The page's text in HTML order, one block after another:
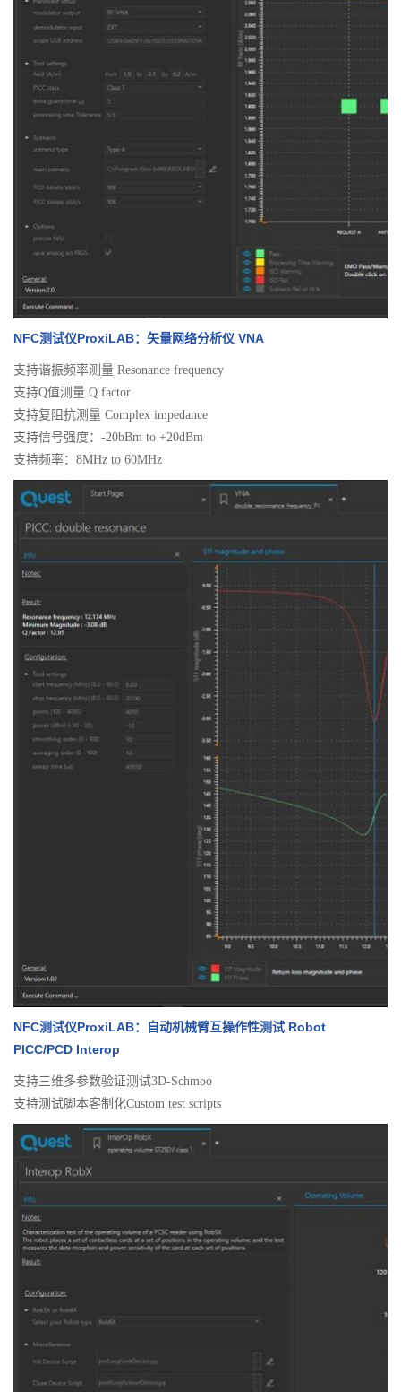
NFC测试仪ProxiLAB：矢量网络分析仪 VNA
支持谐振频率测量 Resonance frequency
支持Q值测量 Q factor
支持复阻抗测量 Complex impedance
支持信号强度：-20bBm to +20dBm
支持频率：8MHz to 60MHz
NFC测试仪ProxiLAB：自动机械臂互操作性测试 Robot
PICC/PCD Interop
支持三维多参数验证测试3D-Schmoo
支持测试脚本客制化Custom test scripts